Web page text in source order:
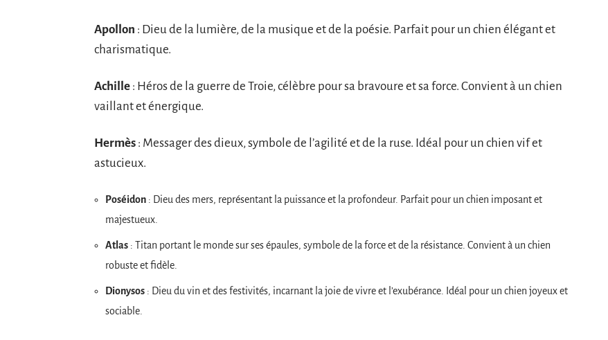
Apollon : Dieu de la lumière, de la musique et de la poésie. Parfait pour un chien élégant et
charismatique.
Achille : Héros de la guerre de Troie, célèbre pour sa bravoure et sa force. Convient à un chien
vaillant et énergique.
Hermès : Messager des dieux, symbole de l’agilité et de la ruse. Idéal pour un chien vif et
astucieux.
Poséidon : Dieu des mers, représentant la puissance et la profondeur. Parfait pour un chien imposant et
majestueux.
Atlas : Titan portant le monde sur ses épaules, symbole de la force et de la résistance. Convient à un chien
robuste et fidèle.
Dionysos : Dieu du vin et des festivités, incarnant la joie de vivre et l’exubérance. Idéal pour un chien joyeux et
sociable.